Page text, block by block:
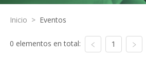
Inicio > Eventos
0 elementos en total: 1